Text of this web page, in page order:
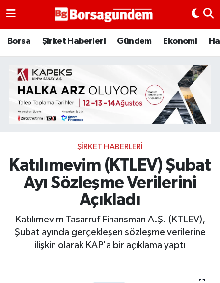
Borsa Şirket Haberleri Gündem Ekonomi
ŞIRKET HABERLERI
Katılımevim (KTLEV) Şubat
Ayı Sözleşme Verilerini
Açıkladı
Katılımevim Tasarruf Finansman A.Ş. (KTLEV),
Şubat ayında gerçekleşen sözleşme verilerine
ilişkin olarak KAP'a bir açıklama yaptı
Borsa
Emtia
Galeri
Bitcoin
Şirket Haberleri
BIST 100 Isı Haritası